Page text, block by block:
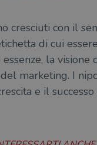
cresciuti con il
di cui
la
marketing. I
e il successo